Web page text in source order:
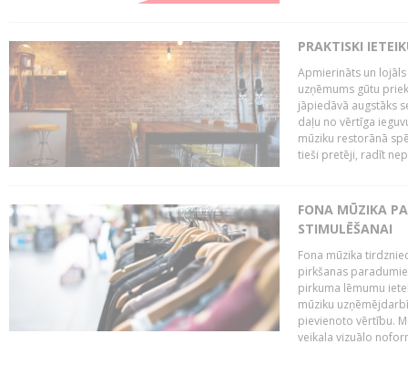
PRAKTISKI
Apmierināts un
uzņēmums gūtu
jāpiedāvā augstāks
daļu no vērtīga
mūziku restorānā
tieši pretēji, radīt
FONA MŪZIKA
STIMULĒŠANAI
Fona mūzika
pirkšanas
pirkuma lēmumu
mūziku
pievienoto vērtību.
veikala vizuālo